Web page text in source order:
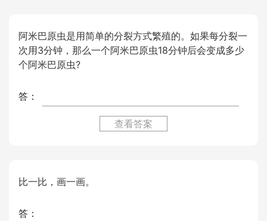
阿米巴原虫是用简单的分裂方式繁殖的。如果每分裂一
次用3分钟，那么一个阿米巴原虫18分钟后会变成多少
个阿米巴原虫?
答：
查看答案
比一比，画一画。
答：